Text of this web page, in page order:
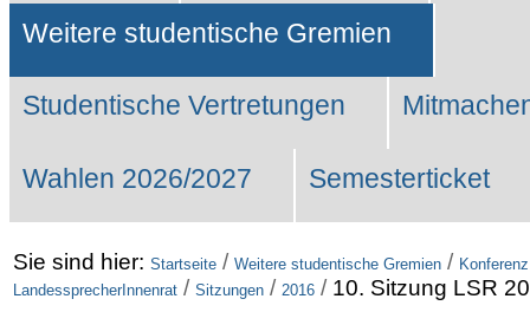
Weitere studentische Gremien
Studentische Vertretungen
Wahlen 2026/2027 Semesterticket
Sie sind hier: Startseite / Weitere studentische Gremien /
LandessprecherInnenrat / Sitzungen / 2016 / 10. Sitzung LSR